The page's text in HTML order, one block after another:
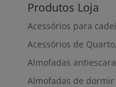
Produtos Loja
Acessórios para
Acessórios de
Almofadas
Almofadas de dormir